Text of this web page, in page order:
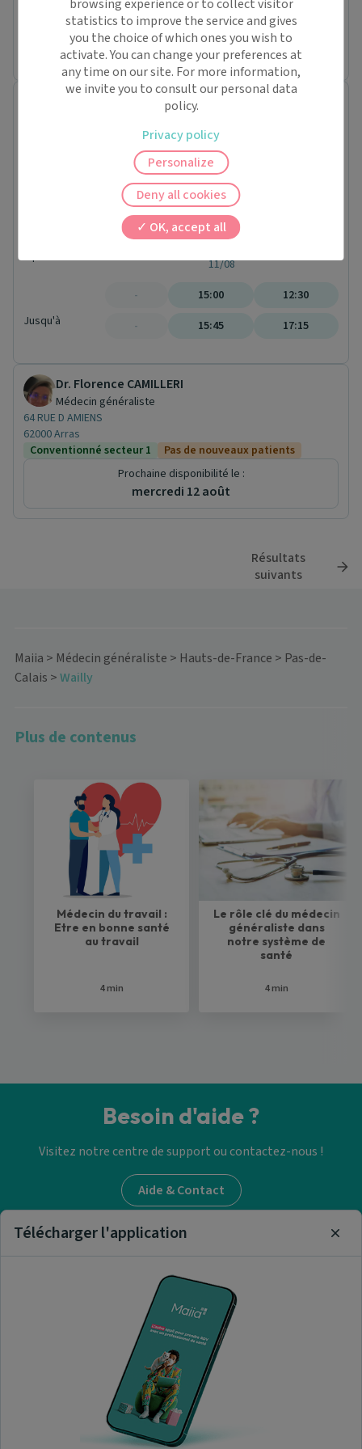
-
-
14:45
15:15
14:30
15:45
Dr. Jeremy BACHELET
Conventionné secteur 1
À partir de
Jusqu'à
Dim.
09/08
Lun.
10/08
11/08
-
-
15:00
15:45
12:30
17:15
Dr. Florence CAMILLERI
Médecin généraliste
64 RUE D AMIENS
62000 Arras
Conventionné secteur 1
Pas de nouveaux patients
Prochaine disponibilité le :
mercredi 12 août
Résultats
suivants
Maiia > Médecin généraliste > Hauts-de-France > Pas-de-
Calais >Wailly
Plus de contenus
Médecin du travail :
Etre en bonne santé
au travail
4 min
Le rôle clé du médecin
généraliste dans
notre système de
santé
4 min
Besoin d'aide ?
Visitez notre centre de support ou contactez-nous !
Aide & Contact
Trouver un médecin
Nos articles et informations
A propos de nous
Télécharger l'application
browsing experience or to collect visitor
statistics to improve the service and gives
you the choice of which ones you wish to
activate. You can change your preferences at
any time on our site. For more information,
we invite you to consult our personal data
policy.
OK, accept all
Deny all cookies
Personalize
Privacy policy